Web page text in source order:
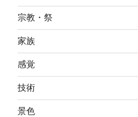
宗教・祭
家族
感覚
技術
景色